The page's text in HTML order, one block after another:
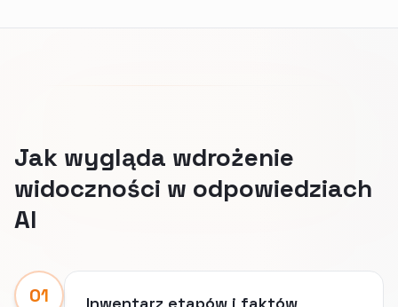
Jak wygląda wdrożenie
widoczności w odpowiedziach
AI
01